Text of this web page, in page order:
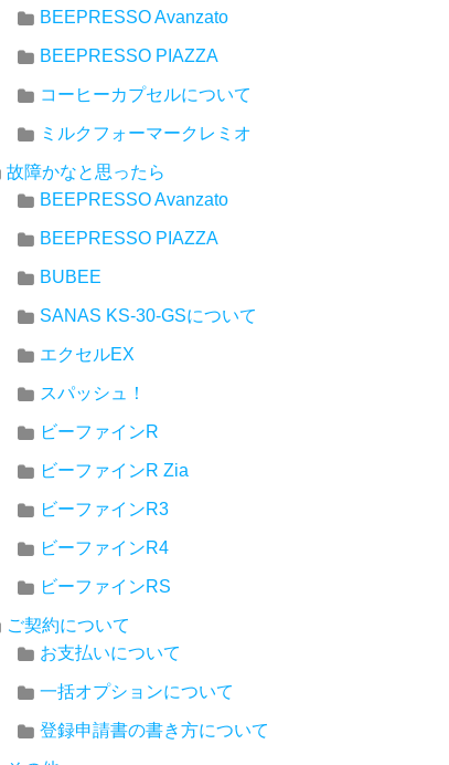
BEEPRESSO Avanzato
BEEPRESSO PIAZZA
コーヒーカプセルについて
ミルクフォーマークレミオ
故障かなと思ったら
BEEPRESSO Avanzato
BEEPRESSO PIAZZA
BUBEE
SANAS KS-30-GSについて
エクセルEX
スパッシュ！
ビーファインR
ビーファインR Zia
ビーファインR3
ビーファインR4
ビーファインRS
ご契約について
お支払いについて
一括オプションについて
登録申請書の書き方について